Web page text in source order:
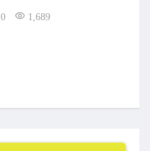
0 1,689